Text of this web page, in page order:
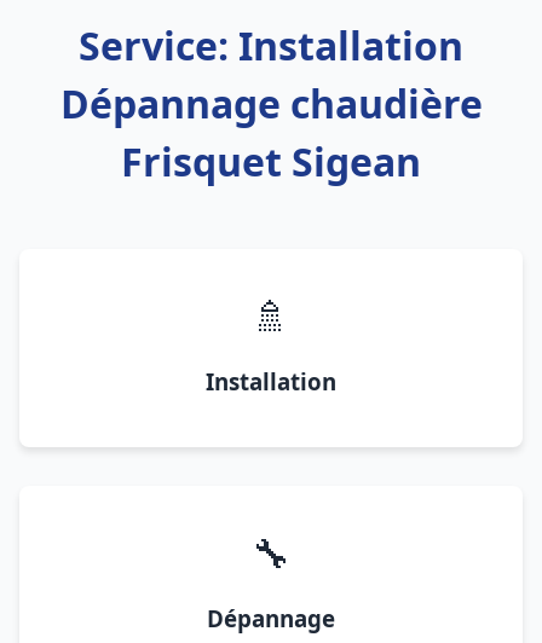
Service: Installation
Dépannage chaudière
Frisquet Sigean
🚿
Installation
🔧
Dépannage